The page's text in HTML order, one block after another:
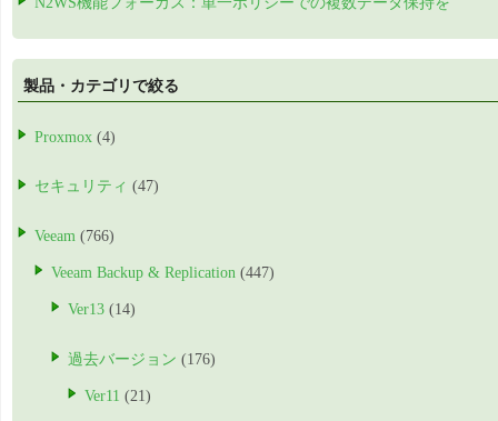
製品・カテゴリで絞る
Proxmox (4)
セキュリティ (47)
Veeam (766)
Veeam Backup & Replication (447)
Ver13 (14)
過去バージョン (176)
Ver11 (21)